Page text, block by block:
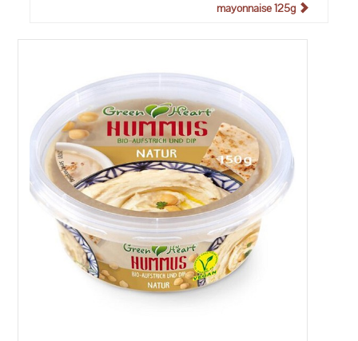
mayonnaise 125g